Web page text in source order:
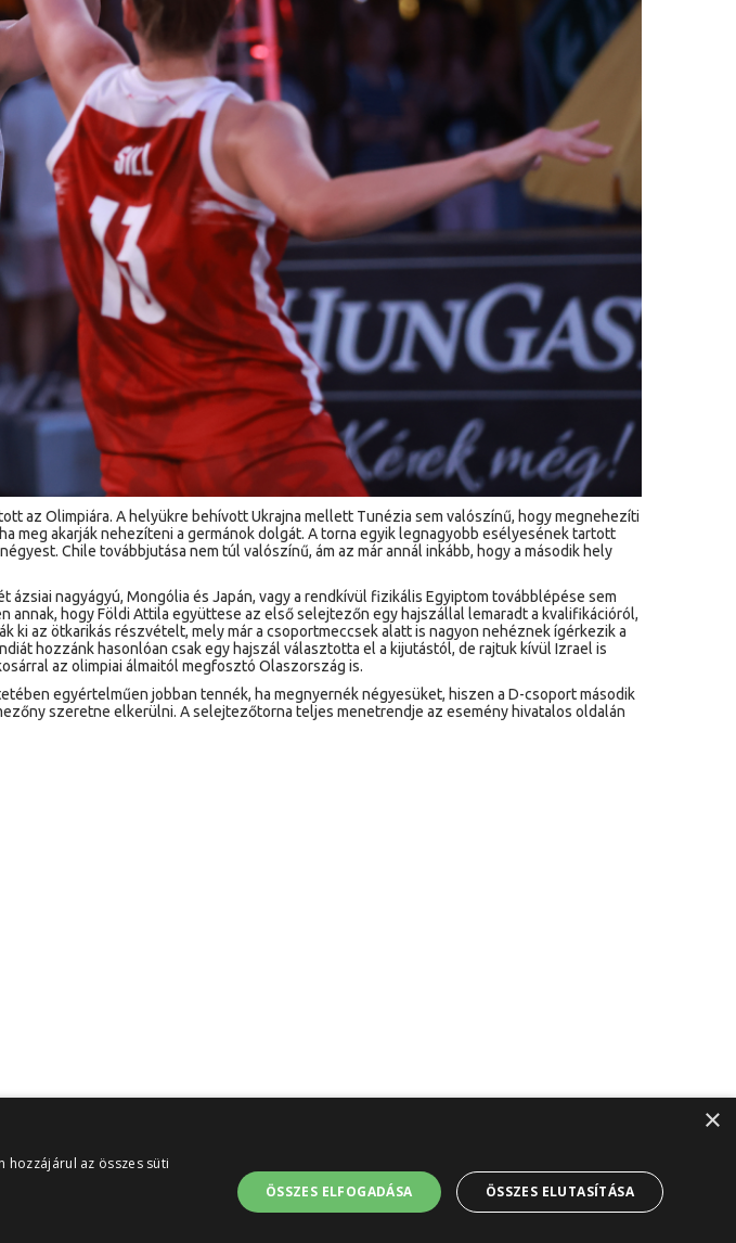
az Olimpiára. A helyükre behívott Ukrajna mellett Tunézia sem valószínű, hogy megnehezíti
meg akarják nehezíteni a germánok dolgát. A torna egyik legnagyobb esélyesének tartott
Chile továbbjutása nem túl valószínű, ám az már annál inkább, hogy a második hely
nagyágyú, Mongólia és Japán, vagy a rendkívül fizikális Egyiptom továbblépése sem
hogy Földi Attila együttese az első selejtezőn egy hajszállal lemaradt a kvalifikációról,
az ötkarikás részvételt, mely már a csoportmeccsek alatt is nagyon nehéznek ígérkezik a
hozzánk hasonlóan csak egy hajszál választotta el a kijutástól, de rajtuk kívül Izrael is
az olimpiai álmaitól megfosztó Olaszország is.
egyértelműen jobban tennék, ha megnyernék négyesüket, hiszen a D-csoport második
szeretne elkerülni. A selejtezőtorna teljes menetrendje az esemény hivatalos oldalán
szereplő információk felhasználása csak az üzemeltető engedélyével lehetséges!
×
hozzájárul az összes süti
ÖSSZES ELFOGADÁSA ÖSSZES ELUTASÍTÁSA